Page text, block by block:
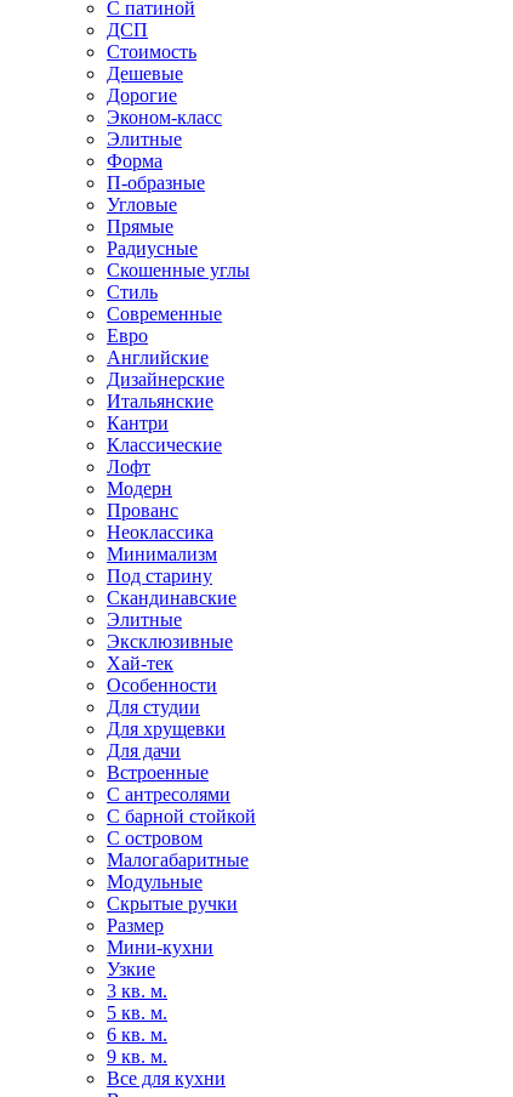
С патиной
ДСП
Стоимость
Дешевые
Дорогие
Эконом-класс
Элитные
Форма
П-образные
Угловые
Прямые
Радиусные
Скошенные углы
Стиль
Современные
Евро
Английские
Дизайнерские
Итальянские
Кантри
Классические
Лофт
Модерн
Прованс
Неоклассика
Минимализм
Под старину
Скандинавские
Элитные
Эксклюзивные
Хай-тек
Особенности
Для студии
Для хрущевки
Для дачи
Встроенные
С антресолями
С барной стойкой
С островом
Малогабаритные
Модульные
Скрытые ручки
Размер
Мини-кухни
Узкие
3 кв. м.
5 кв. м.
6 кв. м.
9 кв. м.
Все для кухни